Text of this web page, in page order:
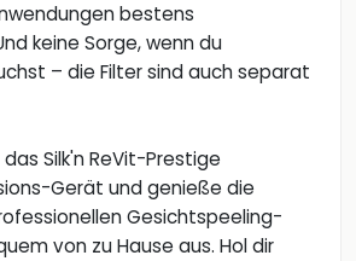
bestens
keine Sorge, wenn du
– die Filter sind auch separat
Silk'n ReVit-Prestige
Gerät und genieße die
Gesichtspeeling-
von zu Hause aus. Hol dir